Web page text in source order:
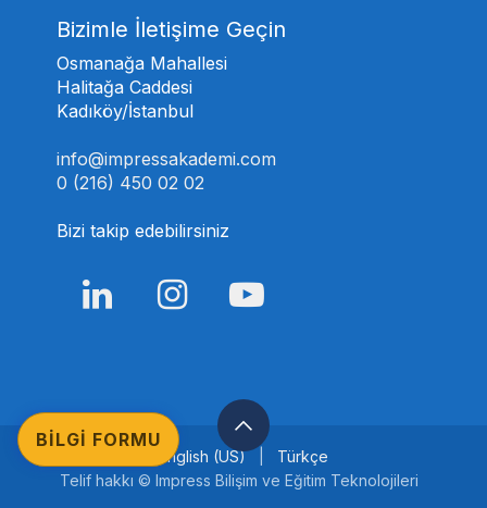
Bizimle İletişime Geçin
Osmanağa Mahallesi
Halitağa Caddesi
Kadıköy/İstanbul
info@impressakademi.com
0 (216) 450 02 02
Bizi takip edebilirsiniz
Telif hakkı © Impress Bilişim ve Eğitim Teknolojileri
English (US) Türkçe
BİLGİ FORMU